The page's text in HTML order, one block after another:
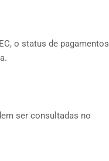
o status de pagamentos
ser consultadas no